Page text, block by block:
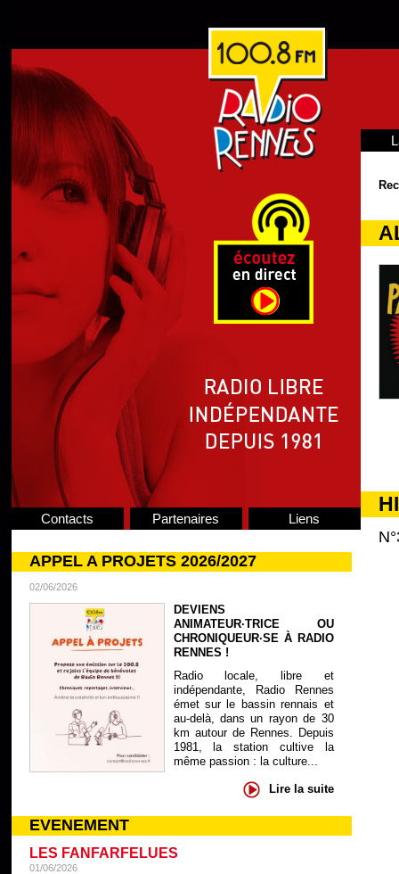
Contacts Partenaires Liens
APPEL A PROJETS 2026/2027
02/06/2026
DEVIENS
ANIMATEUR·TRICE OU
CHRONIQUEUR·SE À RADIO
RENNES !
Radio locale, libre et
indépendante, Radio Rennes
émet sur le bassin rennais et
au-delà, dans un rayon de 30
km autour de Rennes. Depuis
1981, la station cultive la
même passion : la culture...
Lire la suite
EVENEMENT
LES FANFARFELUES
01/06/2026